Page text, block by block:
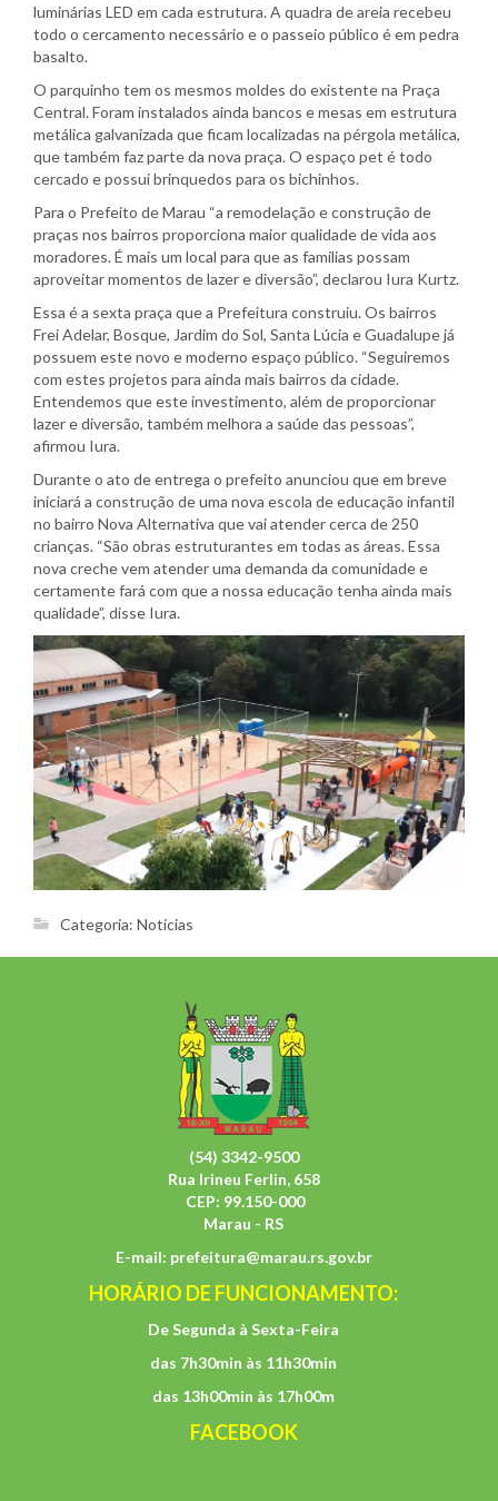
luminárias LED em cada estrutura. A quadra de areia recebeu
todo o cercamento necessário e o passeio público é em pedra
basalto.
O parquinho tem os mesmos moldes do existente na Praça
Central. Foram instalados ainda bancos e mesas em estrutura
metálica galvanizada que ficam localizadas na pérgola metálica,
que também faz parte da nova praça. O espaço pet é todo
cercado e possui brinquedos para os bichinhos.
Para o Prefeito de Marau “a remodelação e construção de
praças nos bairros proporciona maior qualidade de vida aos
moradores. É mais um local para que as famílias possam
aproveitar momentos de lazer e diversão”, declarou Iura Kurtz.
Essa é a sexta praça que a Prefeitura construiu. Os bairros
Frei Adelar, Bosque, Jardim do Sol, Santa Lúcia e Guadalupe já
possuem este novo e moderno espaço público. “Seguiremos
com estes projetos para ainda mais bairros da cidade.
Entendemos que este investimento, além de proporcionar
lazer e diversão, também melhora a saúde das pessoas”,
afirmou Iura.
Durante o ato de entrega o prefeito anunciou que em breve
iniciará a construção de uma nova escola de educação infantil
no bairro Nova Alternativa que vai atender cerca de 250
crianças. “São obras estruturantes em todas as áreas. Essa
nova creche vem atender uma demanda da comunidade e
certamente fará com que a nossa educação tenha ainda mais
qualidade”, disse Iura.
Categoria: Notícias
(54) 3342-9500
Rua Irineu Ferlin, 658
CEP: 99.150-000
Marau - RS
E-mail: prefeitura@marau.rs.gov.br
HORÁRIO DE FUNCIONAMENTO:
De Segunda à Sexta-Feira
das 7h30min às 11h30min
das 13h00min às 17h00m
FACEBOOK